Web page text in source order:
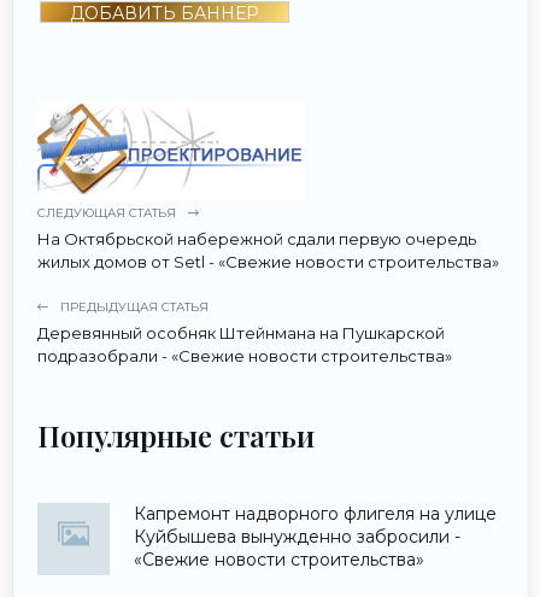
ДОБАВИТЬ БАННЕР
СЛЕДУЮЩАЯ СТАТЬЯ
На Октябрьской набережной сдали первую очередь
жилых домов от Setl - «Свежие новости строительства»
ПРЕДЫДУЩАЯ СТАТЬЯ
Деревянный особняк Штейнмана на Пушкарской
подразобрали - «Свежие новости строительства»
Популярные статьи
Капремонт надворного флигеля на улице
Куйбышева вынужденно забросили -
«Свежие новости строительства»